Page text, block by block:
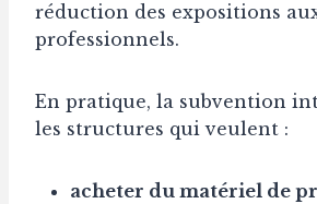
réduction des expositions
professionnels.
En pratique, la subvention
les structures qui veulent :
acheter du matériel de